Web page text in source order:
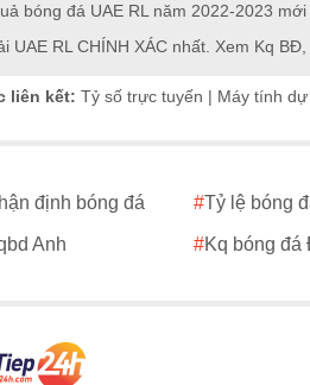
bóng đá UAE RL năm 2022-2023
UAE RL CHÍNH XÁC nhất. Xem Kq
liên kết: Tỷ số trực tuyến | Máy tính
định bóng đá
Anh
#Tỷ lệ bóng
#Kq bóng đá